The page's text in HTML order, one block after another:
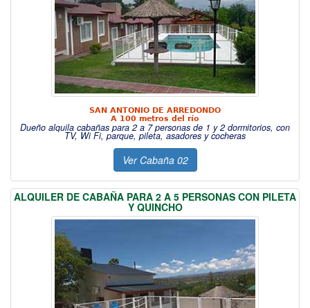
SAN ANTONIO DE ARREDONDO
A 100 metros del río
Dueño alquila cabañas para 2 a 7 personas de 1 y 2 dormitorios, con
TV, Wi Fi, parque, pileta, asadores y cocheras
Ver Cabaña 02
ALQUILER DE CABAÑA PARA 2 A 5 PERSONAS CON PILETA
Y QUINCHO